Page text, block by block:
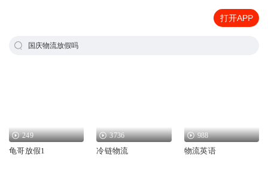
打开APP
国庆物流放假吗
249
龟哥放假1
3736
冷链物流
988
物流英语